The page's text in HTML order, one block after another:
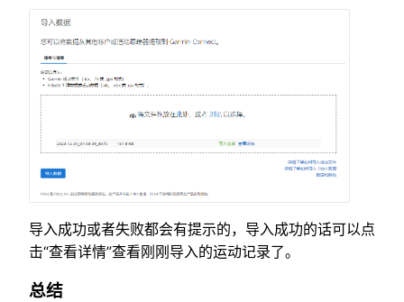
导入成功或者失败都会有提示的，导入成功的话可以点
击“查看详情”查看刚刚导入的运动记录了。
总结